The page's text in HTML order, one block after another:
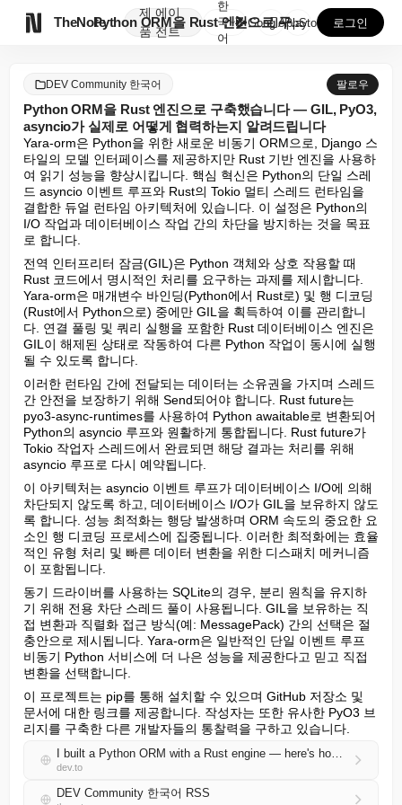
TheNote
제
품
에이
전트
Python ORM을 Rust 엔진으로 구축했습니다 —...
한
국
어
GooglePlay
AppStore 로그인
DEV Community 한국어 팔로우
Python ORM을 Rust 엔진으로 구축했습니다 — GIL, PyO3,
asyncio가 실제로 어떻게 협력하는지 알려드립니다
Yara-orm은 Python을 위한 새로운 비동기 ORM으로, Django 스
타일의 모델 인터페이스를 제공하지만 Rust 기반 엔진을 사용하
여 읽기 성능을 향상시킵니다. 핵심 혁신은 Python의 단일 스레
드 asyncio 이벤트 루프와 Rust의 Tokio 멀티 스레드 런타임을
결합한 듀얼 런타임 아키텍처에 있습니다. 이 설정은 Python의
I/O 작업과 데이터베이스 작업 간의 차단을 방지하는 것을 목표
로 합니다.
전역 인터프리터 잠금(GIL)은 Python 객체와 상호 작용할 때
Rust 코드에서 명시적인 처리를 요구하는 과제를 제시합니다.
Yara-orm은 매개변수 바인딩(Python에서 Rust로) 및 행 디코딩
(Rust에서 Python으로) 중에만 GIL을 획득하여 이를 관리합니
다. 연결 풀링 및 쿼리 실행을 포함한 Rust 데이터베이스 엔진은
GIL이 해제된 상태로 작동하여 다른 Python 작업이 동시에 실행
될 수 있도록 합니다.
이러한 런타임 간에 전달되는 데이터는 소유권을 가지며 스레드
간 안전을 보장하기 위해 Send되어야 합니다. Rust future는
pyo3-async-runtimes를 사용하여 Python awaitable로 변환되어
Python의 asyncio 루프와 원활하게 통합됩니다. Rust future가
Tokio 작업자 스레드에서 완료되면 해당 결과는 처리를 위해
asyncio 루프로 다시 예약됩니다.
이 아키텍처는 asyncio 이벤트 루프가 데이터베이스 I/O에 의해
차단되지 않도록 하고, 데이터베이스 I/O가 GIL을 보유하지 않도
록 합니다. 성능 최적화는 행당 발생하며 ORM 속도의 중요한 요
소인 행 디코딩 프로세스에 집중됩니다. 이러한 최적화에는 효율
적인 유형 처리 및 빠른 데이터 변환을 위한 디스패치 메커니즘
이 포함됩니다.
동기 드라이버를 사용하는 SQLite의 경우, 분리 원칙을 유지하
기 위해 전용 차단 스레드 풀이 사용됩니다. GIL을 보유하는 직
접 변환과 직렬화 접근 방식(예: MessagePack) 간의 선택은 절
충안으로 제시됩니다. Yara-orm은 일반적인 단일 이벤트 루프
비동기 Python 서비스에 더 나은 성능을 제공한다고 믿고 직접
변환을 선택합니다.
이 프로젝트는 pip를 통해 설치할 수 있으며 GitHub 저장소 및
문서에 대한 링크를 제공합니다. 작성자는 또한 유사한 PyO3 브
리지를 구축한 다른 개발자들의 통찰력을 구하고 있습니다.
I built a Python ORM with a Rust engine — here's how the GIL, PyO3, and asyncio actually cooperate
dev.to
DEV Community 한국어 RSS